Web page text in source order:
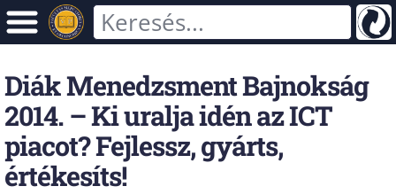
Diák Menedzsment Bajnokság
2014. – Ki uralja idén az ICT
piacot? Fejlessz, gyárts,
értékesíts!